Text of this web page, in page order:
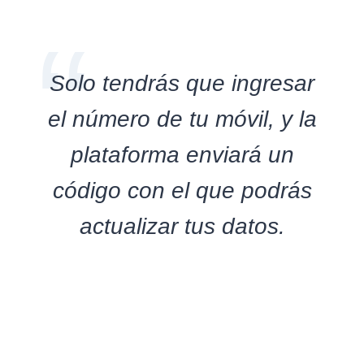
Solo tendrás que ingresar
el número de tu móvil, y la
plataforma enviará un
código con el que podrás
actualizar tus datos.